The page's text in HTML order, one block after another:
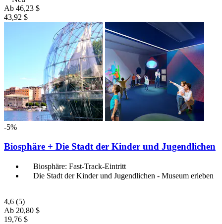
Ab 46,23 $
43,92 $
-5%
Biosphäre + Die Stadt der Kinder und Jugendlichen
Biosphäre: Fast-Track-Eintritt
Die Stadt der Kinder und Jugendlichen - Museum erleben
4,6 (5)
Ab 20,80 $
19,76 $